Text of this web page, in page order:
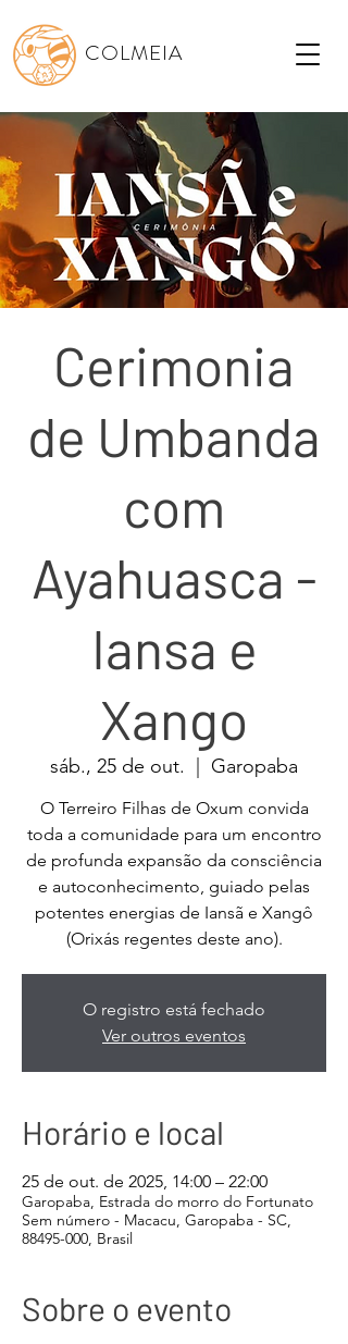
COLMEIA
Cerimonia
de Umbanda
com
Ayahuasca -
Iansa e
Xango
sáb., 25 de out. Garopaba
O Terreiro Filhas de Oxum convida
toda a comunidade para um encontro
de profunda expansão da consciência
e autoconhecimento, guiado pelas
potentes energias de Iansã e Xangô
(Orixás regentes deste ano).
O registro está fechado
Ver outros eventos
Horário e local
25 de out. de 2025, 14:00 – 22:00
Garopaba, Estrada do morro do Fortunato
Sem número - Macacu, Garopaba - SC,
88495-000, Brasil
Sobre o evento